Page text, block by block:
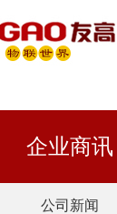
企业商讯
公司新闻